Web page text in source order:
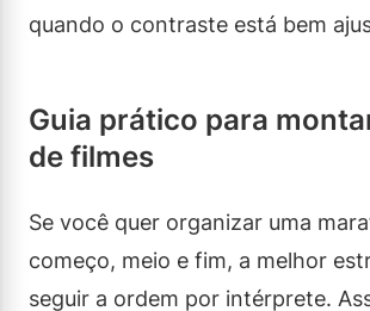
quando o contraste está bem
Guia prático para
de filmes
Se você quer organizar uma
começo, meio e fim, a melhor
seguir a ordem por intérprete.